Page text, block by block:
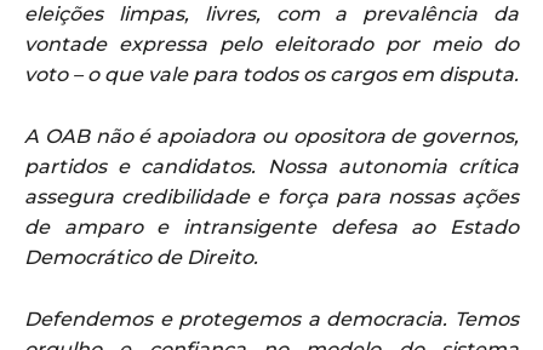
eleições limpas, livres, com a prevalência da
vontade expressa pelo eleitorado por meio do
voto – o que vale para todos os cargos em disputa.
A OAB não é apoiadora ou opositora de governos,
partidos e candidatos. Nossa autonomia crítica
assegura credibilidade e força para nossas ações
de amparo e intransigente defesa ao Estado
Democrático de Direito.
Defendemos e protegemos a democracia. Temos